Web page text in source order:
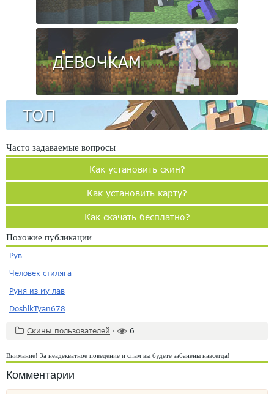
ДЕВОЧКАМ
ТОП
Часто задаваемые вопросы
Как установить скин?
Как установить карту?
Как скачать бесплатно?
Похожие публикации
Рув
Человек стиляга
Руня из му лав
DoshikTyan678
Скины пользователей · 6
Внимание! За неадекватное поведение и спам вы будете забанены навсегда!
Комментарии